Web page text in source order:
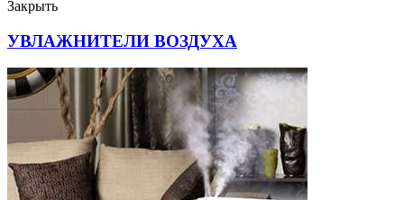
Закрыть
УВЛАЖНИТЕЛИ ВОЗДУХА